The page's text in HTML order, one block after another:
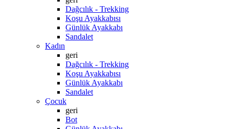
Dağcılık - Trekking
Koşu Ayakkabısı
Günlük Ayakkabı
Sandalet
Kadın
geri
Dağcılık - Trekking
Koşu Ayakkabısı
Günlük Ayakkabı
Sandalet
Çocuk
geri
Bot